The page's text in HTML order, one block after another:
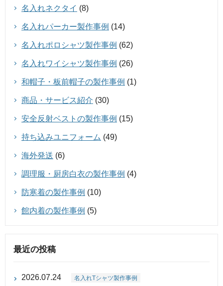
名入れネクタイ (8)
名入れパーカー製作事例 (14)
名入れポロシャツ製作事例 (62)
名入れワイシャツ製作事例 (26)
和帽子・板前帽子の製作事例 (1)
商品・サービス紹介 (30)
安全反射ベストの製作事例 (15)
持ち込みユニフォーム (49)
海外発送 (6)
調理服・厨房白衣の製作事例 (4)
防寒着の製作事例 (10)
館内着の製作事例 (5)
最近の投稿
2026.07.24 名入れTシャツ製作事例